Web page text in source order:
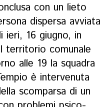
con un lieto
dispersa avviata
ieri, 16 giugno, in
territorio comunale
alle 19 la squadra
è intervenuta
scomparsa di un